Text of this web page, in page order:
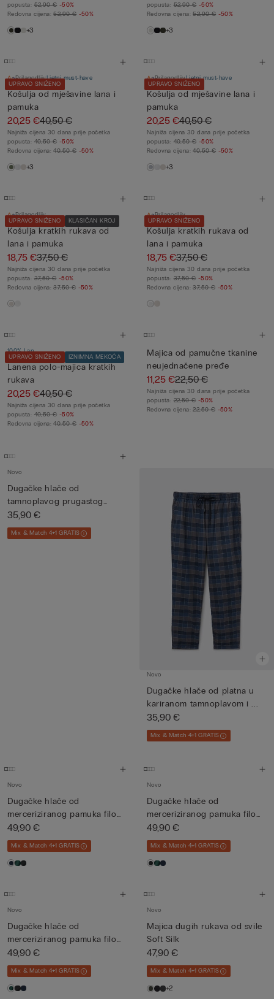
popusta:52,90 € -50%
Redovna cijena:52,90 € -50%
+3
popusta:52,90 € -50%
Redovna cijena:52,90 € -50%
+3
UPRAVO SNIŽENO
PrilagodljivLjetni must-have
Košulja od mješavine lana i
pamuka
20,25 €40,50 €
Najniža cijena 30 dana prije početka
popusta:40,50 € -50%
Redovna cijena:40,50 € -50%
+3
UPRAVO SNIŽENO
PrilagodljivLjetni must-have
Košulja od mješavine lana i
pamuka
20,25 €40,50 €
Najniža cijena 30 dana prije početka
popusta:40,50 € -50%
Redovna cijena:40,50 € -50%
+3
UPRAVO SNIŽENO KLASIČAN KROJ
Prilagodljiv
Košulja kratkih rukava od
lana i pamuka
18,75 €37,50 €
Najniža cijena 30 dana prije početka
popusta:37,50 € -50%
Redovna cijena:37,50 € -50%
UPRAVO SNIŽENO
Prilagodljiv
Košulja kratkih rukava od
lana i pamuka
18,75 €37,50 €
Najniža cijena 30 dana prije početka
popusta:37,50 € -50%
Redovna cijena:37,50 € -50%
UPRAVO SNIŽENO IZNIMNA MEKOĆA
100% Lan
Lanena polo-majica kratkih
rukava
20,25 €40,50 €
Najniža cijena 30 dana prije početka
popusta:40,50 € -50%
Redovna cijena:40,50 € -50%
Majica od pamučne tkanine
neujednačene pređe
11,25 €22,50 €
Najniža cijena 30 dana prije početka
popusta:22,50 € -50%
Redovna cijena:22,50 € -50%
Novo
Dugačke hlače od
tamnoplavog prugastog
modalnog pl...
35,90 €
Mix & Match 4+1 GRATIS
Novo
Dugačke hlače od platna u
kariranom tamnoplavom i ...
35,90 €
Mix & Match 4+1 GRATIS
Novo
Dugačke hlače od
merceriziranog pamuka filo
Premiu...
49,90 €
Mix & Match 4+1 GRATIS
Novo
Dugačke hlače od
merceriziranog pamuka filo
Premiu...
49,90 €
Mix & Match 4+1 GRATIS
Novo
Dugačke hlače od
merceriziranog pamuka filo
Premiu...
49,90 €
Mix & Match 4+1 GRATIS
Novo
Majica dugih rukava od svile
Soft Silk
47,90 €
Mix & Match 4+1 GRATIS
+2